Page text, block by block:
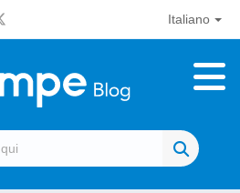
Italiano